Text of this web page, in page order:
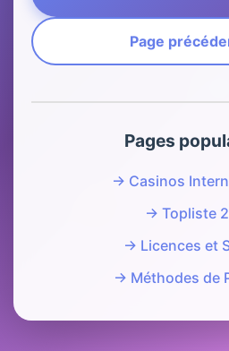
Page
Pages
→ Casinos
→ Topliste
→ Licences et
→ Méthodes de